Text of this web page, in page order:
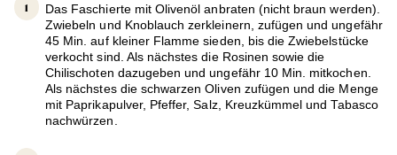
Das Faschierte mit Olivenöl anbraten (nicht braun werden).
Zwiebeln und Knoblauch zerkleinern, zufügen und ungefähr
45 Min. auf kleiner Flamme sieden, bis die Zwiebelstücke
verkocht sind. Als nächstes die Rosinen sowie die
Chilischoten dazugeben und ungefähr 10 Min. mitkochen.
Als nächstes die schwarzen Oliven zufügen und die Menge
mit Paprikapulver, Pfeffer, Salz, Kreuzkümmel und Tabasco
nachwürzen.